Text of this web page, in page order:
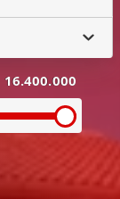
16.400.000